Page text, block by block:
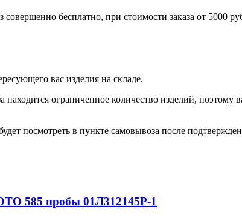
бесплатно, при стоимости заказа от 5000
вас изделия на складе.
ограниченное количество изделий,
посмотреть в пункте самовывоза после
585 пробы 01Л312145Р-1